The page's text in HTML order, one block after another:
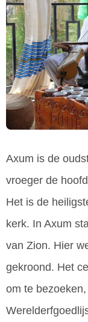
Axum is de
vroeger de
Het is de
kerk. In Axum
van Zion. Hier
gekroond. Het
om te